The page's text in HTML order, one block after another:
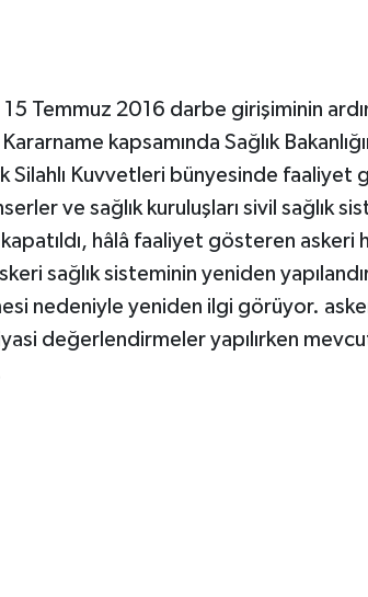
Temmuz 2016 darbe girişiminin
kapsamında Sağlık
Silahlı Kuvvetleri bünyesinde faaliyet
ve sağlık kuruluşları sivil sağlık
hâlâ faaliyet gösteren askeri
sağlık sisteminin yeniden
nedeniyle yeniden ilgi görüyor.
değerlendirmeler yapılırken